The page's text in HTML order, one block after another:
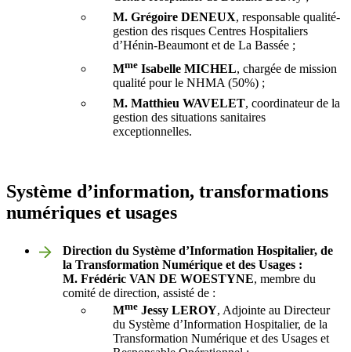
M. Grégoire DENEUX, responsable qualité-
gestion des risques Centres Hospitaliers
d’Hénin-Beaumont et de La Bassée ;
Mme Isabelle MICHEL, chargée de mission
qualité pour le NHMA (50%) ;
M. Matthieu WAVELET, coordinateur de la
gestion des situations sanitaires
exceptionnelles.
Système d’information, transformations
numériques et usages
Direction du Système d’Information Hospitalier, de
la Transformation Numérique et des Usages :
M. Frédéric VAN DE WOESTYNE, membre du
comité de direction, assisté de :
Mme Jessy LEROY, Adjointe au Directeur
du Système d’Information Hospitalier, de la
Transformation Numérique et des Usages et